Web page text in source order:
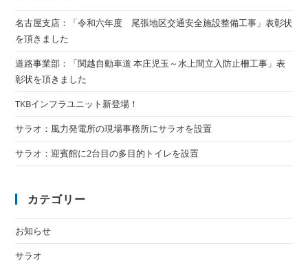
名古屋支店：「令和六年度 尾張地区交通安全施設整備工事」表彰状
を頂きました
道路事業部：「関越自動車道 本庄児玉～水上間立入防止柵工事」表
彰状を頂きました
TKBインフラユニット新登場！
サラオ：風力発電所の現場事務所にサラオを設置
サラオ：迎賓館に2台目の多目的トイレを設置
カテゴリー
お知らせ
サラオ